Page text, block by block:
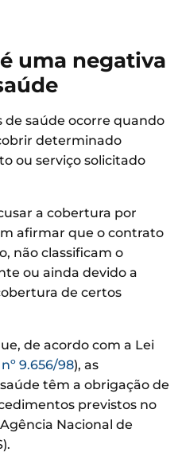
uma negativa
de saúde ocorre quando
determinado
ou serviço solicitado
a cobertura por
afirmar que o contrato
não classificam o
ou ainda devido a
de certos
de acordo com a Lei
9.656/98), as
têm a obrigação de
previstos no
Nacional de